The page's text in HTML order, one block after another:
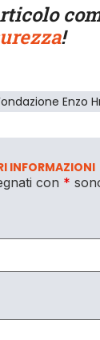
!
Enzo
INFORMAZIONI
con *